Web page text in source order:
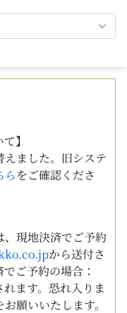
】
ました。旧システ
らをご確認くださ
現地決済でご予約
から送付さ
ご予約の場合：
れます。恐れ入りま
願いいたします。